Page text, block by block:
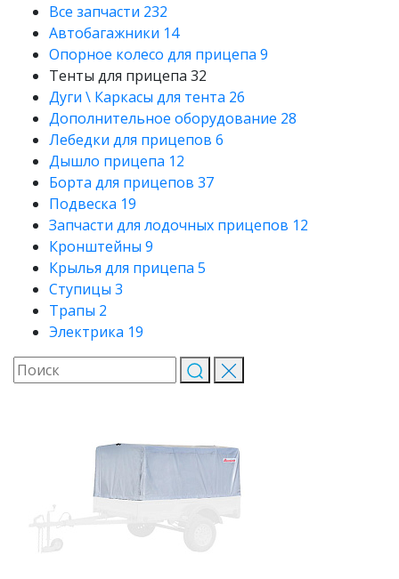
Все запчасти 232
Автобагажники 14
Опорное колесо для прицепа 9
Тенты для прицепа 32
Дуги \ Каркасы для тента 26
Дополнительное оборудование 28
Лебедки для прицепов 6
Дышло прицепа 12
Борта для прицепов 37
Подвеска 19
Запчасти для лодочных прицепов 12
Кронштейны 9
Крылья для прицепа 5
Ступицы 3
Трапы 2
Электрика 19